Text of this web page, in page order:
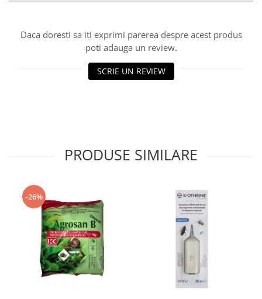
Daca doresti sa iti exprimi parerea despre acest produs
poti adauga un review.
SCRIE UN REVIEW
PRODUSE SIMILARE
-26%